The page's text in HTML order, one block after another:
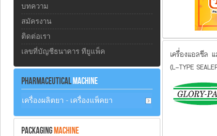
เครื่องแอลซีล
(L-TYPE
บทความ
สมัครงาน
ติดต่อเรา
เลขที่บัญชีธนาคาร ทียูแพ็ค
PHARMACEUTICALMACHINE
เครื่องผลิตยา - เครื่องแพ็คยา
PACKAGING MACHINE